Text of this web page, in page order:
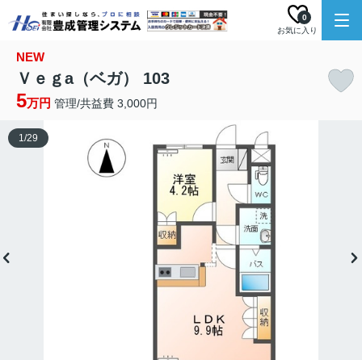
お気に入り
0
NEW
Ｖｅｇa（ベガ） 103
5万円 管理/共益費 3,000円
1/29